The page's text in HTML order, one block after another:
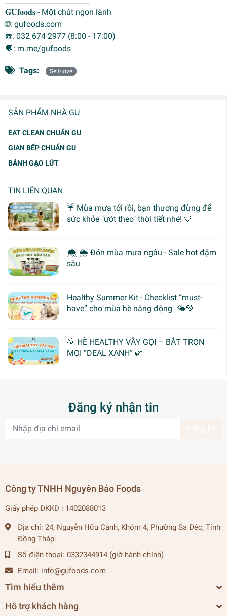
SẢN PHẨM NHÀ GU
EAT CLEAN CHUẨN GU
GIAN BẾP CHUẨN GU
BÁNH GẠO LỨT
TIN LIÊN QUAN
☔ Mùa mưa tới rồi, bạn thương đừng để
sức khỏe "ướt theo" thời tiết nhé! 💙
🌨 🌦 Đón mùa mưa ngâu - Sale hot đậm
sâu
Healthy Summer Kit - Checklist “must-
have” cho mùa hè năng động 🌤️💚
🌞 HÈ HEALTHY VẪY GỌI – BẮT TRỌN
MỌI “DEAL XANH” 🌿
𝐆𝐔𝐟𝐨𝐨𝐝𝐬 - Một chút ngon lành
🌐: gufoods.com
☎️: 032 674 2977 (8:00 - 17:00)
💬: m.me/gufoods
Tags: Self-love
Đăng ký nhận tin
Công ty TNHH Nguyên Bảo Foods
Giấy phép ĐKKD : 1402088013
Địa chỉ: 24, Nguyễn Hữu Cảnh, Khóm 4, Phường Sa Đéc, Tỉnh
Đồng Tháp.
Số điện thoại: 0332344914 (giờ hành chính)
Email: info@gufoods.com
Tìm hiểu thêm
Hỗ trợ khách hàng